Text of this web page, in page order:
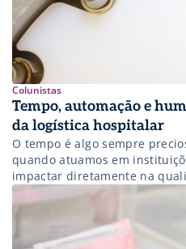
Colunistas
Tempo, automação e
da logística hospitalar
O tempo é algo sempre
quando atuamos em
impactar diretamente na
aos pacientes, bem como em
serviços prestados, com
financeiros. Neste sentido,
operacional são essenciais